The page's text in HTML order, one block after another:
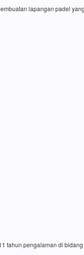
lapangan padel yang
tahun pengalaman di bidang